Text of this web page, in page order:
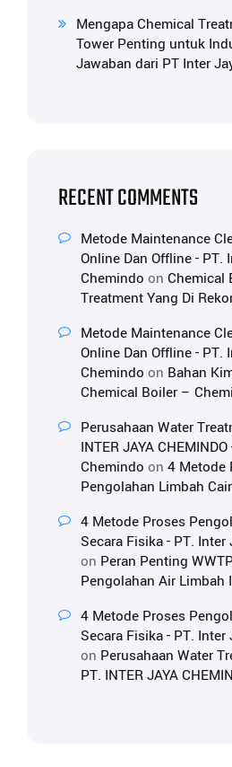
Mengapa Chemical
Tower Penting untuk
Jawaban dari PT Inter
RECENT COMMENTS
Metode Maintenance
Online Dan Offline - PT.
Chemindo on Chemical
Treatment Yang Di
Metode Maintenance
Online Dan Offline - PT.
Chemindo on Bahan
Chemical Boiler –
Perusahaan Water
INTER JAYA
Chemindo on 4 Metode
Pengolahan Limbah
4 Metode Proses
Secara Fisika - PT. Inter
on Peran Penting
Pengolahan Air Limbah
4 Metode Proses
Secara Fisika - PT. Inter
on Perusahaan Water
PT. INTER JAYA